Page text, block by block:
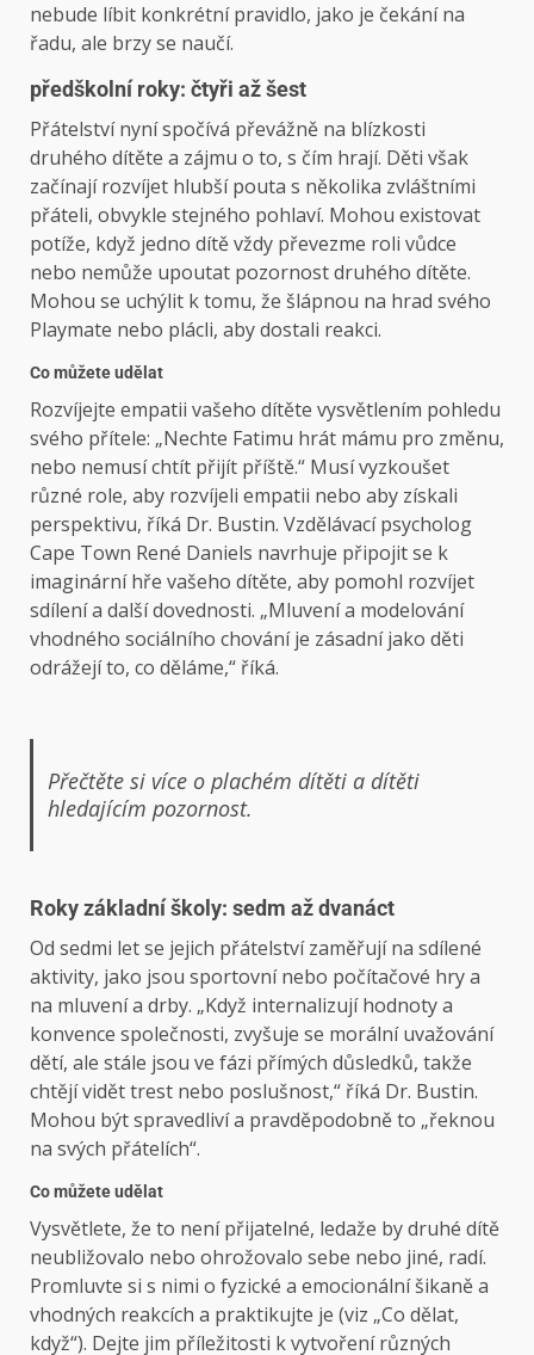
nebude líbit konkrétní pravidlo, jako je čekání na
řadu, ale brzy se naučí.
předškolní roky: čtyři až šest
Přátelství nyní spočívá převážně na blízkosti
druhého dítěte a zájmu o to, s čím hrají. Děti však
začínají rozvíjet hlubší pouta s několika zvláštními
přáteli, obvykle stejného pohlaví. Mohou existovat
potíže, když jedno dítě vždy převezme roli vůdce
nebo nemůže upoutat pozornost druhého dítěte.
Mohou se uchýlit k tomu, že šlápnou na hrad svého
Playmate nebo plácli, aby dostali reakci.
Co můžete udělat
Rozvíjejte empatii vašeho dítěte vysvětlením pohledu
svého přítele: „Nechte Fatimu hrát mámu pro změnu,
nebo nemusí chtít přijít příště.“ Musí vyzkoušet
různé role, aby rozvíjeli empatii nebo aby získali
perspektivu, říká Dr. Bustin. Vzdělávací psycholog
Cape Town René Daniels navrhuje připojit se k
imaginární hře vašeho dítěte, aby pomohl rozvíjet
sdílení a další dovednosti. „Mluvení a modelování
vhodného sociálního chování je zásadní jako děti
odrážejí to, co děláme,“ říká.
Přečtěte si více o plachém dítěti a dítěti
hledajícím pozornost.
Roky základní školy: sedm až dvanáct
Od sedmi let se jejich přátelství zaměřují na sdílené
aktivity, jako jsou sportovní nebo počítačové hry a
na mluvení a drby. „Když internalizují hodnoty a
konvence společnosti, zvyšuje se morální uvažování
dětí, ale stále jsou ve fázi přímých důsledků, takže
chtějí vidět trest nebo poslušnost,“ říká Dr. Bustin.
Mohou být spravedliví a pravděpodobně to „řeknou
na svých přátelích“.
Co můžete udělat
Vysvětlete, že to není přijatelné, ledaže by druhé dítě
neubližovalo nebo ohrožovalo sebe nebo jiné, radí.
Promluvte si s nimi o fyzické a emocionální šikaně a
vhodných reakcích a praktikujte je (viz „Co dělat,
když“). Dejte jim příležitosti k vytvoření různých